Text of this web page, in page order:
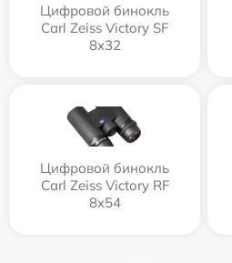
Цифровой бинокль
Carl Zeiss Victory SF
8x32
Цифровой бинокль
Carl Zeiss Victory RF
8x54